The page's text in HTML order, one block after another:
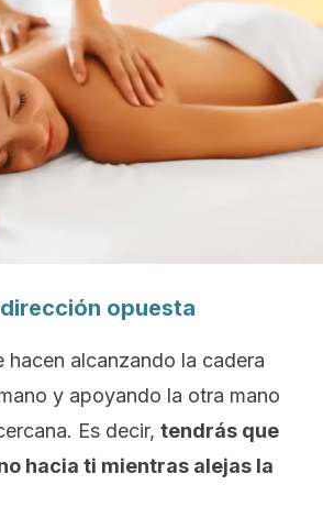
opuesta
hacen alcanzando la cadera
y apoyando la otra mano
Es decir, tendrás que
hacia ti mientras alejas la